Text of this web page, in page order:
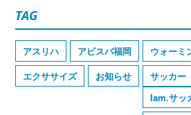
TAG
アスリハ アビスパ福岡
ウォーミ
エクササイズ
お知らせ
サッカー
Iam.サッ